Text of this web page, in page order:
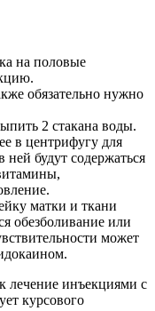
к Ольге
вежливость,
очень
всему
социуме.
Николаевне! За
отношение.
на половые
обязательно нужно
2 стакана воды.
в центрифугу для
будут содержаться
матки и ткани
обезболивание или
может
лечение инъекциями с
курсового